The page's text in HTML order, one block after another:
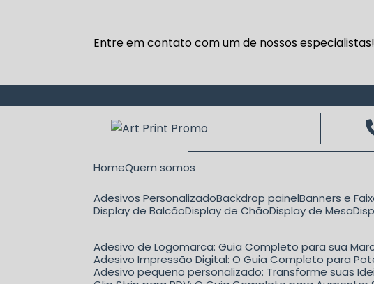
Entre em contato com um de nossos especialistas!
Home Quem somos
Adesivos Personalizado Backdrop painel Banners e
Display de Balcão Display de Chão Display de Mesa
Adesivo de Logomarca: Guia Completo para sua
Adesivo Impressão Digital: O Guia Completo para
Adesivo pequeno personalizado: Transforme suas